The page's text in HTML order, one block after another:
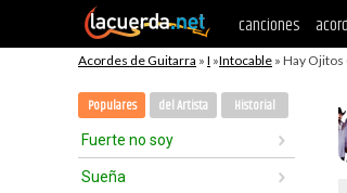
canciones
Acordes de Guitarra » I »Intocable » Hay Ojitos
Populares del Artista Historial
Fuerte no soy
Sueña